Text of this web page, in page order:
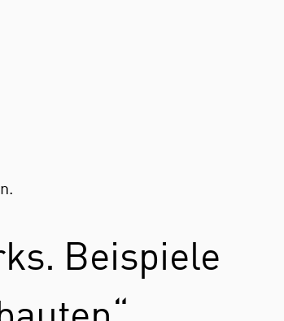
Beispiele